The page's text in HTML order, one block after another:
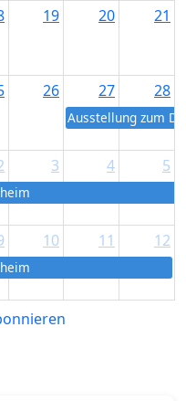
19 20 21
26 27
Ausstellung zum
28
3 4 5
10 11 12